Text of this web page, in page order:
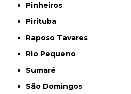
Pinheiros
Pirituba
Raposo Tavares
Rio Pequeno
Sumaré
São Domingos